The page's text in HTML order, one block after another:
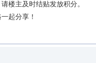
楼主及时结贴发放积分。
起分享！